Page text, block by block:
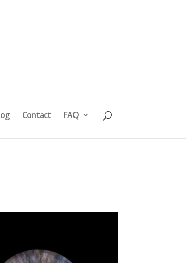
Contact FAQ